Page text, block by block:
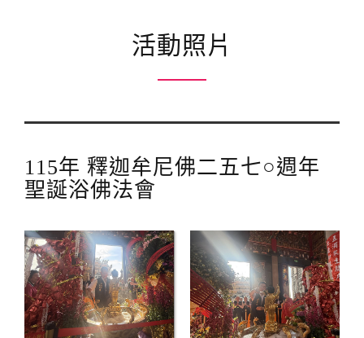
活動照片
115年 釋迦牟尼佛二五七○週年
聖誕浴佛法會